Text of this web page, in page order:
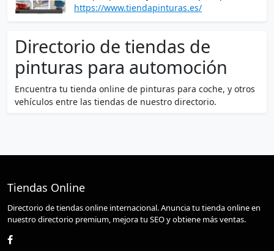
coche en Tienda Pinturas. Especialistas en
precio. Encuentra también pinturas y
accesorios para trabajos de pintura
industriales, así como decorativos.
https://www.tiendapinturas.es/
Directorio de tiendas de
pinturas para automoción
Encuentra tu tienda online de pinturas para coche, y otros
vehículos entre las tiendas de nuestro directorio.
Tiendas Online
Directorio de tiendas online internacional. Anuncia tu tienda online en
nuestro directorio premium, mejora tu SEO y obtiene más ventas.